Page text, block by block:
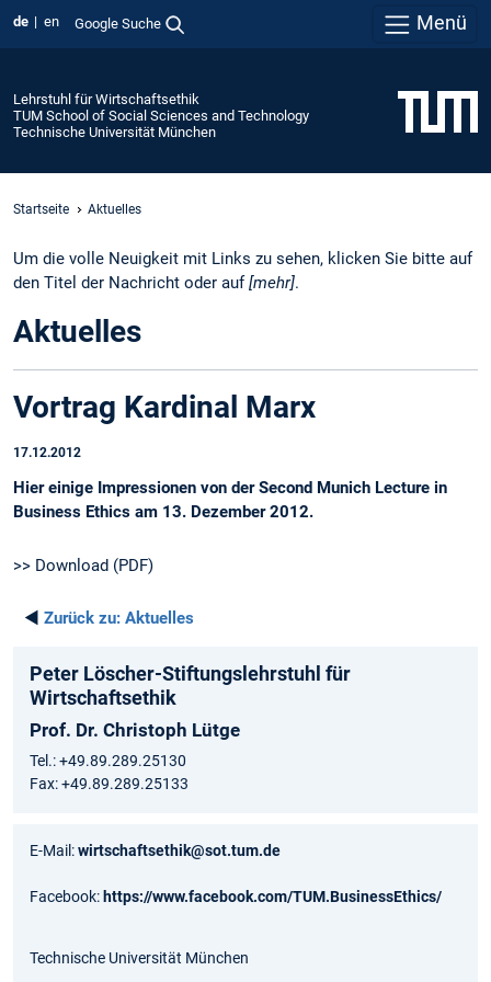
de en Google Suche Menü
Lehrstuhl für Wirtschaftsethik
TUM School of Social Sciences and Technology
Technische Universität München
Startseite Aktuelles
Um die volle Neuigkeit mit Links zu sehen, klicken Sie bitte auf
den Titel der Nachricht oder auf [mehr].
Aktuelles
Vortrag Kardinal Marx
17.12.2012
Hier einige Impressionen von der Second Munich Lecture in
Business Ethics am 13. Dezember 2012.
>> Download (PDF)
◄ Zurück zu: Aktuelles
Peter Löscher-Stiftungslehrstuhl für
Wirtschaftsethik
Prof. Dr. Christoph Lütge
Tel.: +49.89.289.25130
Fax: +49.89.289.25133
E-Mail:wirtschaftsethik@sot.tum.de
Facebook: https://www.facebook.com/TUM.BusinessEthics/
Technische Universität München